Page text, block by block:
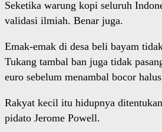
Seketika warung kopi seluruh
validasi ilmiah. Benar juga.
Emak-emak di desa beli bayam
Tukang tambal ban juga tidak
euro sebelum menambal bocor
Rakyat kecil itu hidupnya
pidato Jerome Powell.